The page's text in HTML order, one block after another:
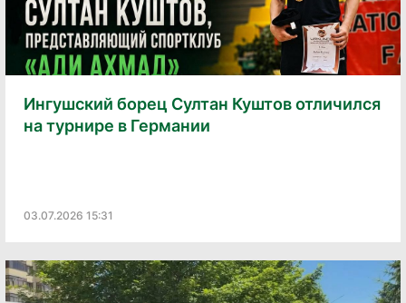
Ингушский борец Султан Куштов отличился
на турнире в Германии
03.07.2026 15:31